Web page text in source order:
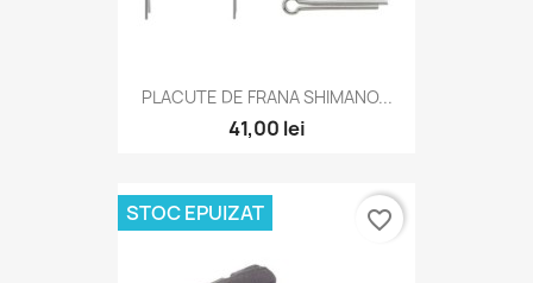
PLACUTE DE FRANA SHIMANO...
41,00 lei
STOC EPUIZAT favorite_border